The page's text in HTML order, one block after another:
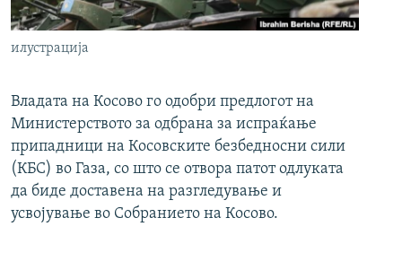
илустрација
Владата на Косово го одобри предлогот на
Министерството за одбрана за испраќање
припадници на Косовските безбедносни сили
(КБС) во Газа, со што се отвора патот одлуката
да биде доставена на разгледување и
усвојување во Собранието на Косово.